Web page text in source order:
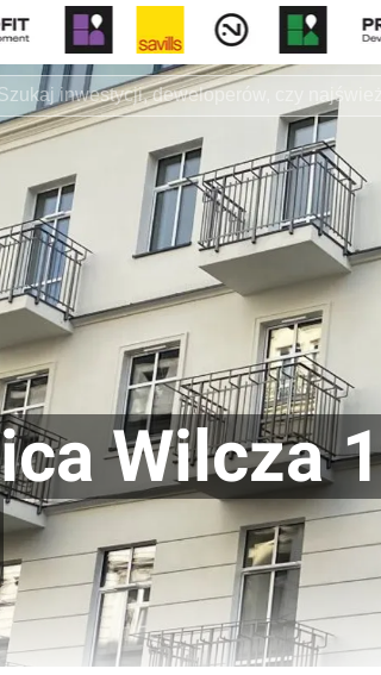
Wilcza